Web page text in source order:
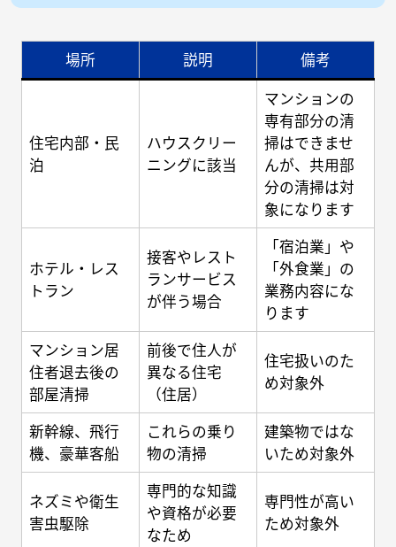
場所 説明 備考
住宅内部・民
泊
ハウスクリー
ニングに該当
マンションの
専有部分の清
掃はできませ
んが、共用部
分の清掃は対
象になります
ホテル・レス
トラン
接客やレスト
ランサービス
が伴う場合
「宿泊業」や
「外食業」の
業務内容にな
ります
マンション居
住者退去後の
部屋清掃
前後で住人が
異なる住宅
（住居）
住宅扱いのた
め対象外
新幹線、飛行
機、豪華客船
これらの乗り
物の清掃
建築物ではな
いため対象外
ネズミや衛生
害虫駆除
専門的な知識
や資格が必要
なため
専門性が高い
ため対象外